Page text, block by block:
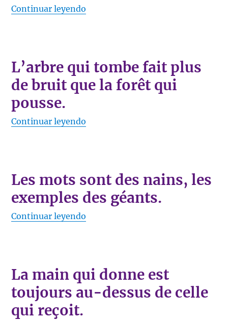
Continuar leyendo
L’arbre qui tombe fait plus
de bruit que la forêt qui
pousse.
Continuar leyendo
Les mots sont des nains, les
exemples des géants.
Continuar leyendo
La main qui donne est
toujours au-dessus de celle
qui reçoit.